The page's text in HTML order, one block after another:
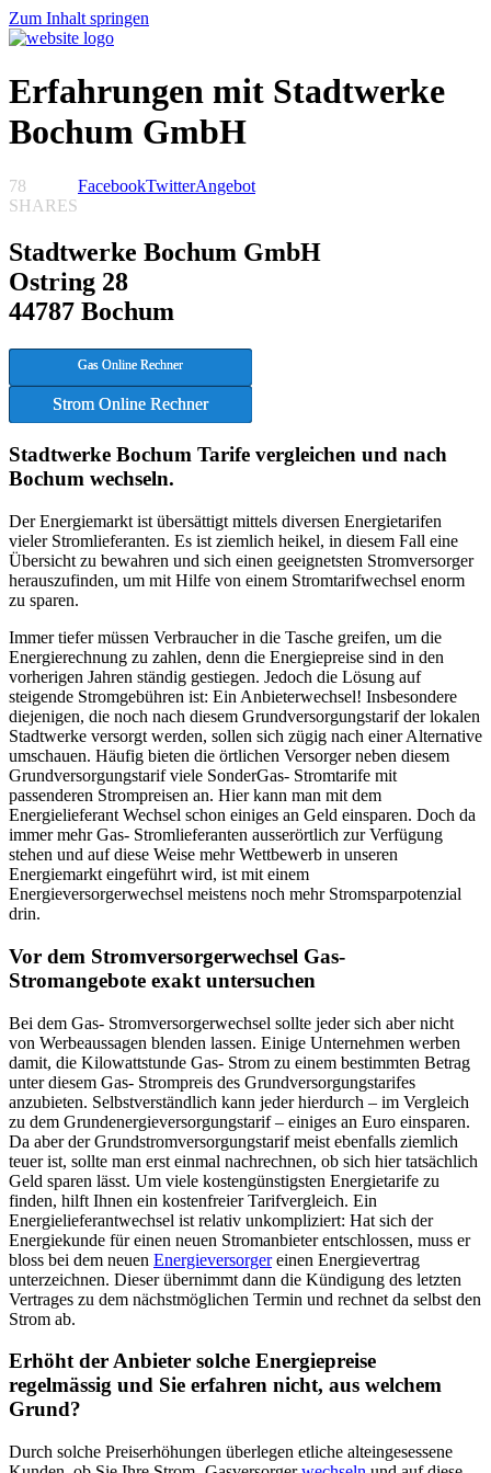
Zum Inhalt springen
Erfahrungen mit Stadtwerke
Bochum GmbH
78
SHARES
FacebookTwitterAngebot
Stadtwerke Bochum GmbH
Ostring 28
44787 Bochum
Gas Online Rechner
Strom Online Rechner
Stadtwerke Bochum Tarife vergleichen und nach
Bochum wechseln.
Der Energiemarkt ist übersättigt mittels diversen Energietarifen
vieler Stromlieferanten. Es ist ziemlich heikel, in diesem Fall eine
Übersicht zu bewahren und sich einen geeignetsten Stromversorger
herauszufinden, um mit Hilfe von einem Stromtarifwechsel enorm
zu sparen.
Immer tiefer müssen Verbraucher in die Tasche greifen, um die
Energierechnung zu zahlen, denn die Energiepreise sind in den
vorherigen Jahren ständig gestiegen. Jedoch die Lösung auf
steigende Stromgebühren ist: Ein Anbieterwechsel! Insbesondere
diejenigen, die noch nach diesem Grundversorgungstarif der lokalen
Stadtwerke versorgt werden, sollen sich zügig nach einer Alternative
umschauen. Häufig bieten die örtlichen Versorger neben diesem
Grundversorgungstarif viele SonderGas- Stromtarife mit
passenderen Strompreisen an. Hier kann man mit dem
Energielieferant Wechsel schon einiges an Geld einsparen. Doch da
immer mehr Gas- Stromlieferanten ausserörtlich zur Verfügung
stehen und auf diese Weise mehr Wettbewerb in unseren
Energiemarkt eingeführt wird, ist mit einem
Energieversorgerwechsel meistens noch mehr Stromsparpotenzial
drin.
Vor dem Stromversorgerwechsel Gas-
Stromangebote exakt untersuchen
Bei dem Gas- Stromversorgerwechsel sollte jeder sich aber nicht
von Werbeaussagen blenden lassen. Einige Unternehmen werben
damit, die Kilowattstunde Gas- Strom zu einem bestimmten Betrag
unter diesem Gas- Strompreis des Grundversorgungstarifes
anzubieten. Selbstverständlich kann jeder hierdurch – im Vergleich
zu dem Grundenergieversorgungstarif – einiges an Euro einsparen.
Da aber der Grundstromversorgungstarif meist ebenfalls ziemlich
teuer ist, sollte man erst einmal nachrechnen, ob sich hier tatsächlich
Geld sparen lässt. Um viele kostengünstigsten Energietarife zu
finden, hilft Ihnen ein kostenfreier Tarifvergleich. Ein
Energielieferantwechsel ist relativ unkompliziert: Hat sich der
Energiekunde für einen neuen Stromanbieter entschlossen, muss er
bloss bei dem neuen Energieversorgereinen Energievertrag
unterzeichnen. Dieser übernimmt dann die Kündigung des letzten
Vertrages zu dem nächstmöglichen Termin und rechnet da selbst den
Strom ab.
Erhöht der Anbieter solche Energiepreise
regelmässig und Sie erfahren nicht, aus welchem
Grund?
Durch solche Preiserhöhungen überlegen etliche alteingesessene